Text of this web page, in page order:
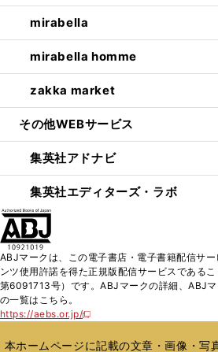
mirabella
mirabella homme
zakka market
その他WEBサービス
集英社アドナビ
集英社エディターズ・ラボ
ABJマークは、この電子書店・電子書籍配信サ
ンツ使用許諾を得た正規版配信サービスである
第6091713号）です。ABJマークの詳細、ABJ
の一覧はこちら。
https://aebs.or.jp/
新
い
本ホームページに記載の文章・画像・写